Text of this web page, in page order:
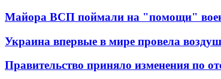
Майора ВСП поймали на "помощи"
Украина впервые в мире провела
Правительство приняло изменения по